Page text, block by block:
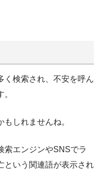
く検索され、不安を呼ん
しれませんね。
索エンジンやSNSでラ
という関連語が表示され